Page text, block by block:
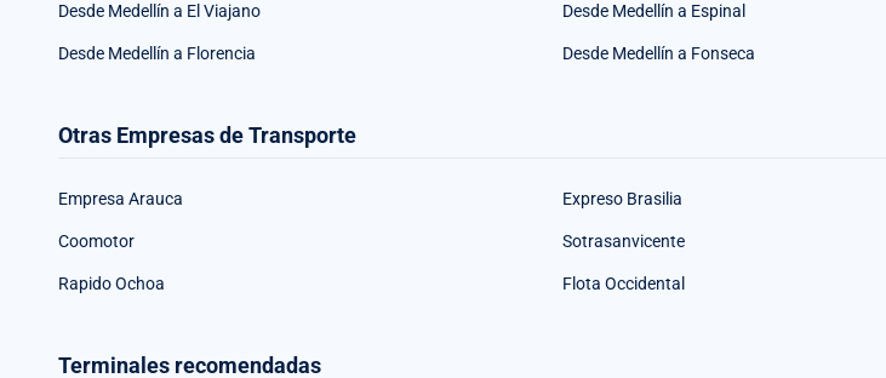
Desde Medellín a El Viajano Desde Medellín a Espinal
Desde Medellín a Florencia Desde Medellín a Fonseca
Otras Empresas de Transporte
Empresa Arauca Expreso Brasilia
Coomotor Sotrasanvicente
Rapido Ochoa Flota Occidental
Terminales recomendadas